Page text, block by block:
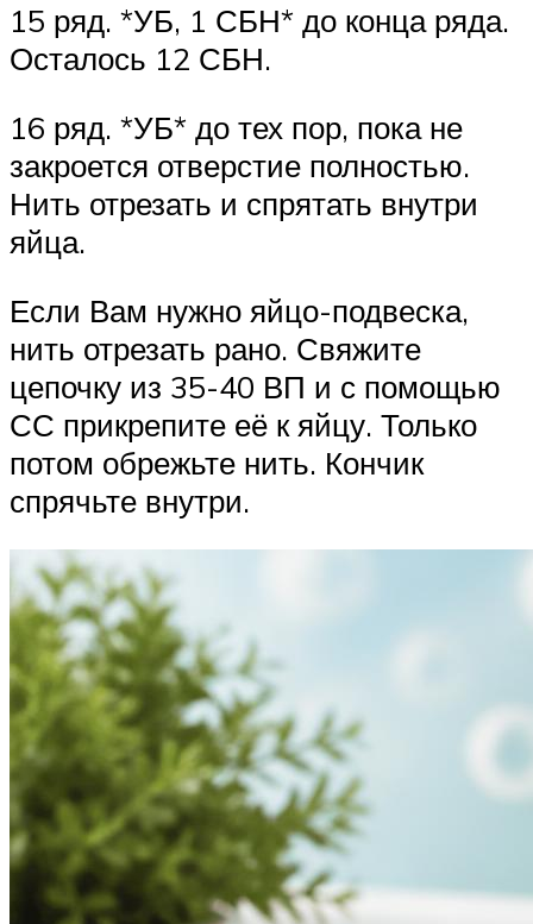
15 ряд. *УБ, 1 СБН* до конца ряда.
Осталось 12 СБН.
16 ряд. *УБ* до тех пор, пока не
закроется отверстие полностью.
Нить отрезать и спрятать внутри
яйца.
Если Вам нужно яйцо-подвеска,
нить отрезать рано. Свяжите
цепочку из 35-40 ВП и с помощью
СС прикрепите её к яйцу. Только
потом обрежьте нить. Кончик
спрячьте внутри.